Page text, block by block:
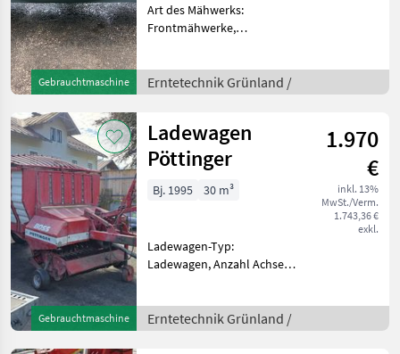
Gebrauchtmaschine
Art des Mähwerks:
Frontmähwerke,
Gelenkwelle +
Trommelmähwerk +
technisch in Ordnung +
Gelenk
Erntetechnik Grünland /
Gebrauchtmaschine
Ladewagen
Pöttinger
1.970
€
inkl. 13%
MwSt./Verm.
1.743,36 €
exkl.
Bj. 1995 30 m³
Ladewagen-Typ:
Ladewagen, Anzahl Achsen:
pöttinger Ladewagen ca.
30m bei mittlerer Pressung
Erntetechnik Grünland /